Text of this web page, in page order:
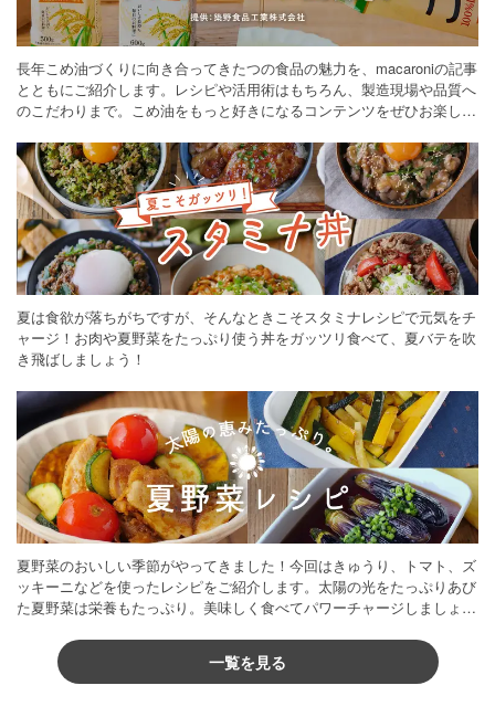
長年こめ油づくりに向き合ってきたつの食品の魅力を、macaroniの記事
とともにご紹介します。レシピや活用術はもちろん、製造現場や品質へ
のこだわりまで。こめ油をもっと好きになるコンテンツをぜひお楽しみ
夏は食欲が落ちがちですが、そんなときこそスタミナレシピで元気をチ
ャージ！お肉や夏野菜をたっぷり使う丼をガッツリ食べて、夏バテを吹
き飛ばしましょう！
夏野菜のおいしい季節がやってきました！今回はきゅうり、トマト、ズ
ッキーニなどを使ったレシピをご紹介します。太陽の光をたっぷりあび
た夏野菜は栄養もたっぷり。美味しく食べてパワーチャージしましょう
一覧を見る